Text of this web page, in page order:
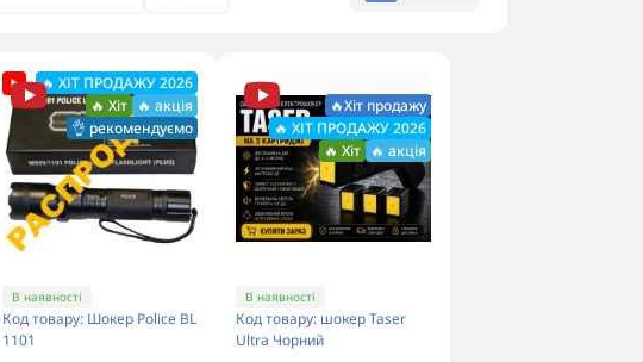
🔥 ХІТ ПРОДАЖУ 2026
🔥 Хіт
🔥 акція
👌 рекомендуємо
В наявності
Код товару: Шокер Police BL
1101
🔥ХІТ ПРОДАЖУ 2026
🔥Хіт продажу
🔥 ХІТ ПРОДАЖУ 2026
🔥 Хіт 🔥 акція
В наявності
Код товару: шокер Taser
Ultra Чорний